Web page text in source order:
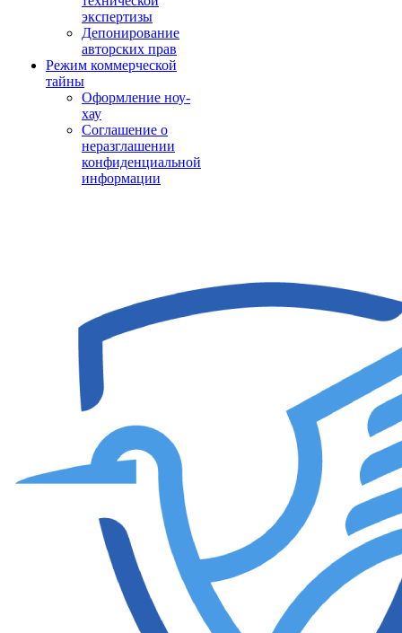
экспертизы
Депонирование
авторских прав
Режим коммерческой
тайны
Оформление ноу-
хау
Соглашение о
неразглашении
конфиденциальной
информации